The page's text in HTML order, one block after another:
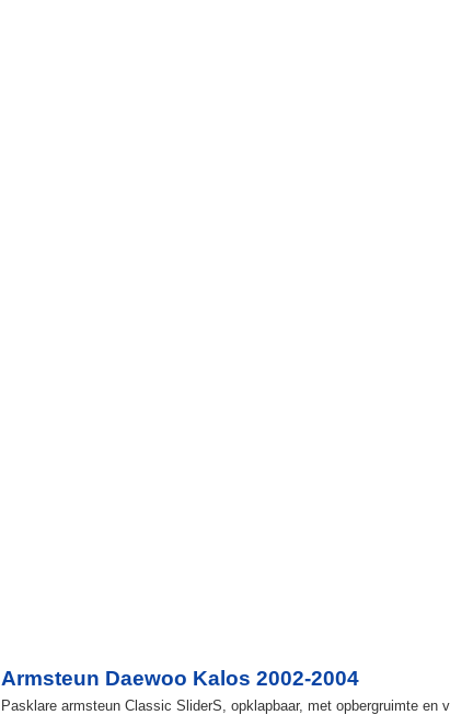
Armsteun Daewoo Kalos 2002-2004
Pasklare armsteun Classic SliderS, opklapbaar, met opbergruimte en